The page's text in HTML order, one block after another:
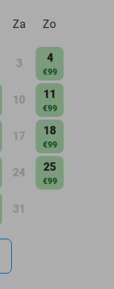
Za Zo
3 4
€99
10 11
€99
17 18
€99
24 25
€99
31